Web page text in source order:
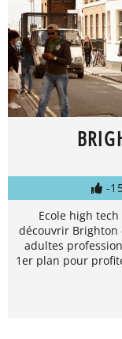
-
Ecole high
découvrir Brighton
adultes
1er plan pour